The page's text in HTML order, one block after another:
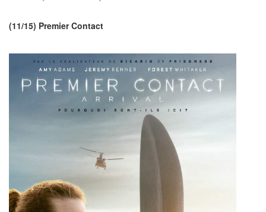
(11/15) Premier Contact